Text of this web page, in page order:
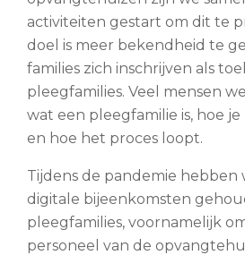
activiteiten gestart om dit te
doel is meer bekendheid te
families zich inschrijven als
pleegfamilies. Veel mensen
wat een pleegfamilie is, hoe
en hoe het proces loopt.
Tijdens de pandemie hebben
digitale bijeenkomsten
pleegfamilies, voornamelijk
personeel van de